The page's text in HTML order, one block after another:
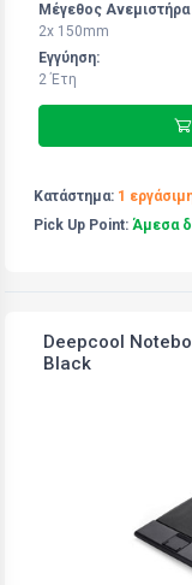
Μέγεθος Ανεμιστήρα
2x 150mm
Εγγύηση:
2 Έτη
Κατάστημα: 1
Pick Up Point: Άμεσα
Deepcool
Black